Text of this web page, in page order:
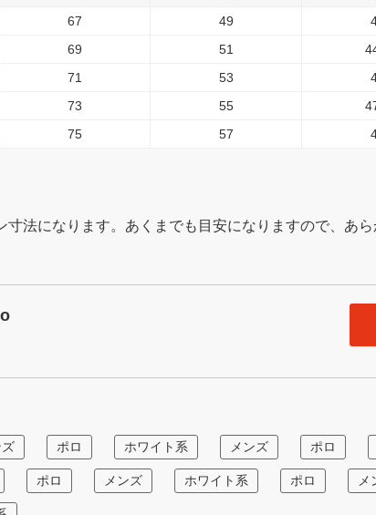
67 49
69 51
71 53
73 55
75 57
法になります。あくまでも目安になりますので、あら
ズ ポロ ホワイト系 メンズ ポロ
ポロ メンズ ホワイト系 ポロ メ